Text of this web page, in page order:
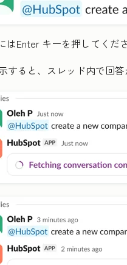
はEnter キーを押してくだ
すると、スレッド内で回答